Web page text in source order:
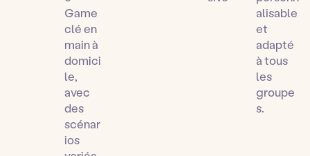
Game
clé en
main à
domici
le,
avec
des
scénar
ios
alisable
et
adapté
à tous
les
groupe
s.